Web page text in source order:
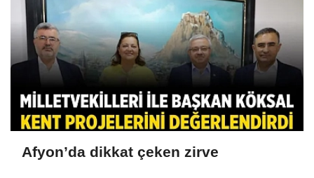
Afyon’da dikkat çeken zirve